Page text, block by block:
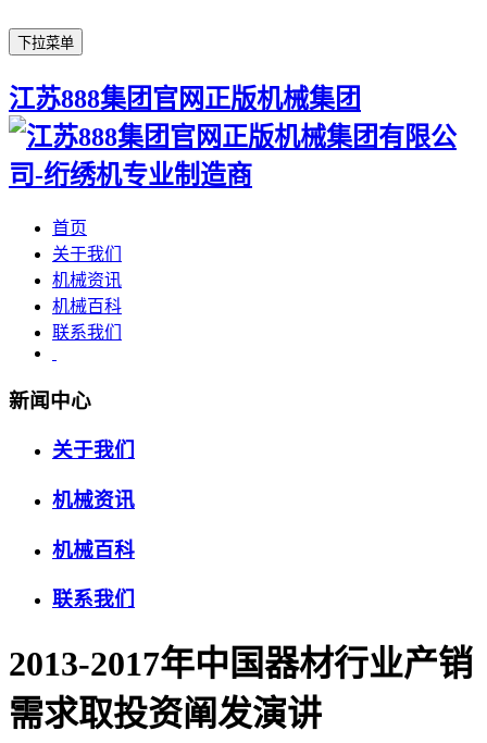
下拉菜单
江苏888集团官网正版机械集团
首页
关于我们
机械资讯
机械百科
联系我们
新闻中心
关于我们
机械资讯
机械百科
联系我们
2013-2017年中国器材行业产销
需求取投资阐发演讲